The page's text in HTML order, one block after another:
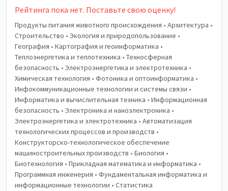
Рейтинга пока нет. Поставьте свою оценку!
Продукты питания животного происхождения • Архитектура •
Строительство • Экология и природопользование •
География • Картография и геоинформатика •
Теплоэнергетика и теплотехника • Техносферная
безопасность • Электроэнергетика и электротехника •
Химическая технология • Фотоника и оптоинформатика •
Инфокоммуникационные технологии и системы связи •
Информатика и вычислительная техника • Информационная
безопасность • Электроника и наноэлектроника •
Электроэнергетика и электротехника • Автоматизация
технологических процессов и производств •
Конструкторско-технологическое обеспечение
машиностроительных производств • Биология •
Биотехнология • Прикладная математика и информатика •
Программная инженерия • Фундаментальная информатика и
информационные технологии • Статистика